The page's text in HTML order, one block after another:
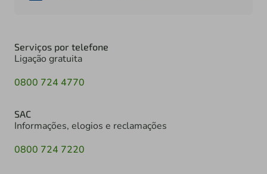
Serviços por telefone
Ligação gratuita
0800 724 4770
SAC
Informações, elogios e reclamações
0800 724 7220